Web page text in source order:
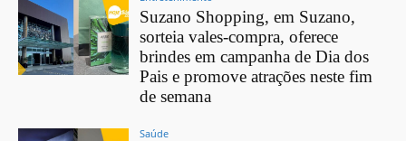
Suzano Shopping, em Suzano,
sorteia vales-compra, oferece
brindes em campanha de Dia dos
Pais e promove atrações neste fim
de semana
Saúde